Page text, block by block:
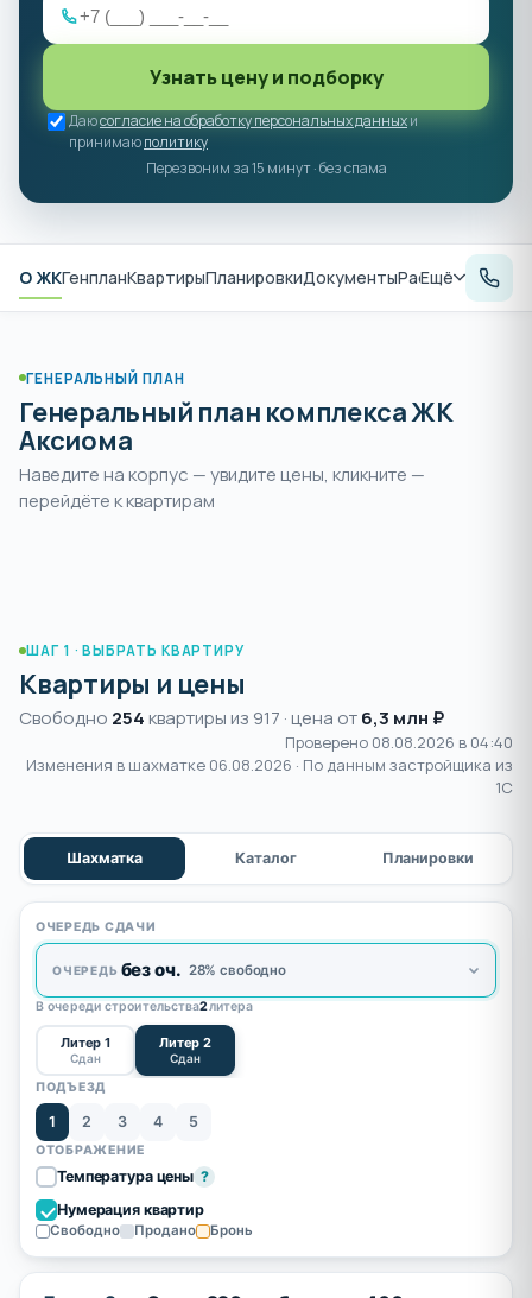
Узнать цену и подборку
Даюсогласие на обработку персональных данныхи
принимаюполитику
Перезвоним за 15 минут · без спама
О ЖКГенпланКвартирыПланировкиДокументыРасположение
Ещё
ГЕНЕРАЛЬНЫЙ ПЛАН
Генеральный план комплекса ЖК
Аксиома
Наведите на корпус — увидите цены, кликните —
перейдёте к квартирам
Раздвиньте
пальцами или
+выбрать корпус
ШАГ 1 · ВЫБРАТЬ КВАРТИРУ
Квартиры и цены
Свободно 254квартиры из 917 · цена от6,3 млн ₽
Проверено 08.08.2026 в 04:40
Изменения в шахматке 06.08.2026 · По данным застройщика из
1С
Шахматка Каталог Планировки
ОЧЕРЕДЬ СДАЧИ
ОЧЕРЕДЬ без оч. 28% свободно
В очереди строительства2литера
Литер 1
Сдан
Литер 2
Сдан
ПОДЪЕЗД
1 2 3 4 5
ОТОБРАЖЕНИЕ
Температура цены ?
Нумерация квартир
Свободно Продано Бронь